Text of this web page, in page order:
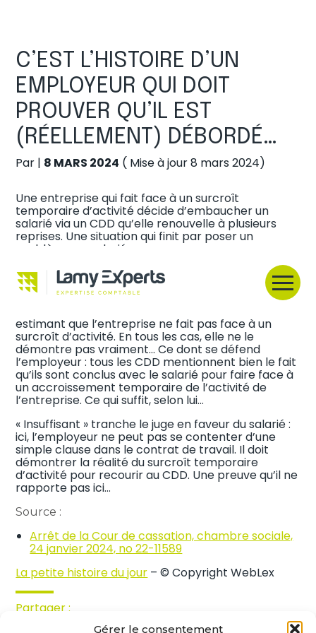
Gérer le consentement
Aller
Gérer votre quotidien
Piloter votre entreprise
Développer votre entreprise
Être prêt pour la facturation
électronique
C’EST L’HISTOIRE D’UN
EMPLOYEUR QUI DOIT
PROUVER QU’IL EST
(RÉELLEMENT) DÉBORDÉ…
Par | 8 MARS 2024 ( Mise à jour 8 mars 2024)
Une entreprise qui fait face à un surcroît
temporaire d’activité décide d’embaucher un
salarié via un CDD qu’elle renouvelle à plusieurs
reprises. Une situation qui finit par poser un
problème au salarié…
Selon lui, son embauche en CDD a pour effet de
pourvoir durablement un emploi lié à l’activité
normale et permanente de l’entreprise. Il réclame
estimant que l’entreprise ne fait pas face à un
surcroît d’activité. En tous les cas, elle ne le
démontre pas vraiment… Ce dont se défend
l’employeur : tous les CDD mentionnent bien le fait
qu’ils sont conclus avec le salarié pour faire face à
un accroissement temporaire de l’activité de
l’entreprise. Ce qui suffit, selon lui…
« Insuffisant » tranche le juge en faveur du salarié :
ici, l’employeur ne peut pas se contenter d’une
simple clause dans le contrat de travail. Il doit
démontrer la réalité du surcroît temporaire
d’activité pour recourir au CDD. Une preuve qu’il ne
rapporte pas ici…
Source :
Arrêt de la Cour de cassation, chambre sociale,
24 janvier 2024, no 22-11589
La petite histoire du jour – © Copyright WebLex
Partager :